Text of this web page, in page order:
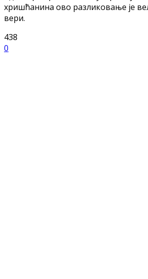
хришћанина ово разликовање је
вери.
438
0